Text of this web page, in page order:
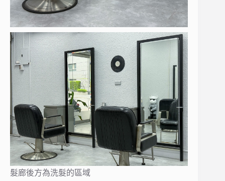
髮廊後方為洗髮的區域